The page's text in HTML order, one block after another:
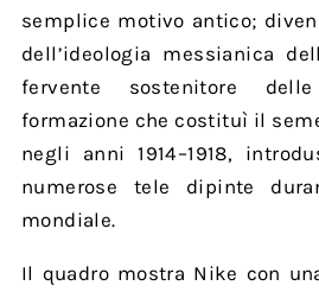
semplice motivo antico;
dell’ideologia messianica
fervente sostenitore
formazione che costituì il
negli anni 1914–1918,
numerose tele dipinte
mondiale.
Il quadro mostra Nike con